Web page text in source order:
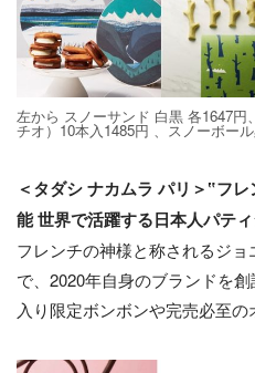
左から スノーサンド 白黒 各1647
チオ）10本入1485円 、スノーボー
＜タダシ ナカムラ パリ＞‟フ
能 世界で活躍する日本人パテ
フレンチの神様と称されるジ
で、2020年自身のブランドを
入り限定ボンボンや完売必至の